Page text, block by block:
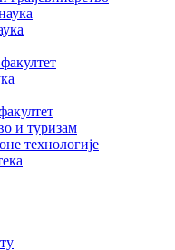
и туризам
технологије